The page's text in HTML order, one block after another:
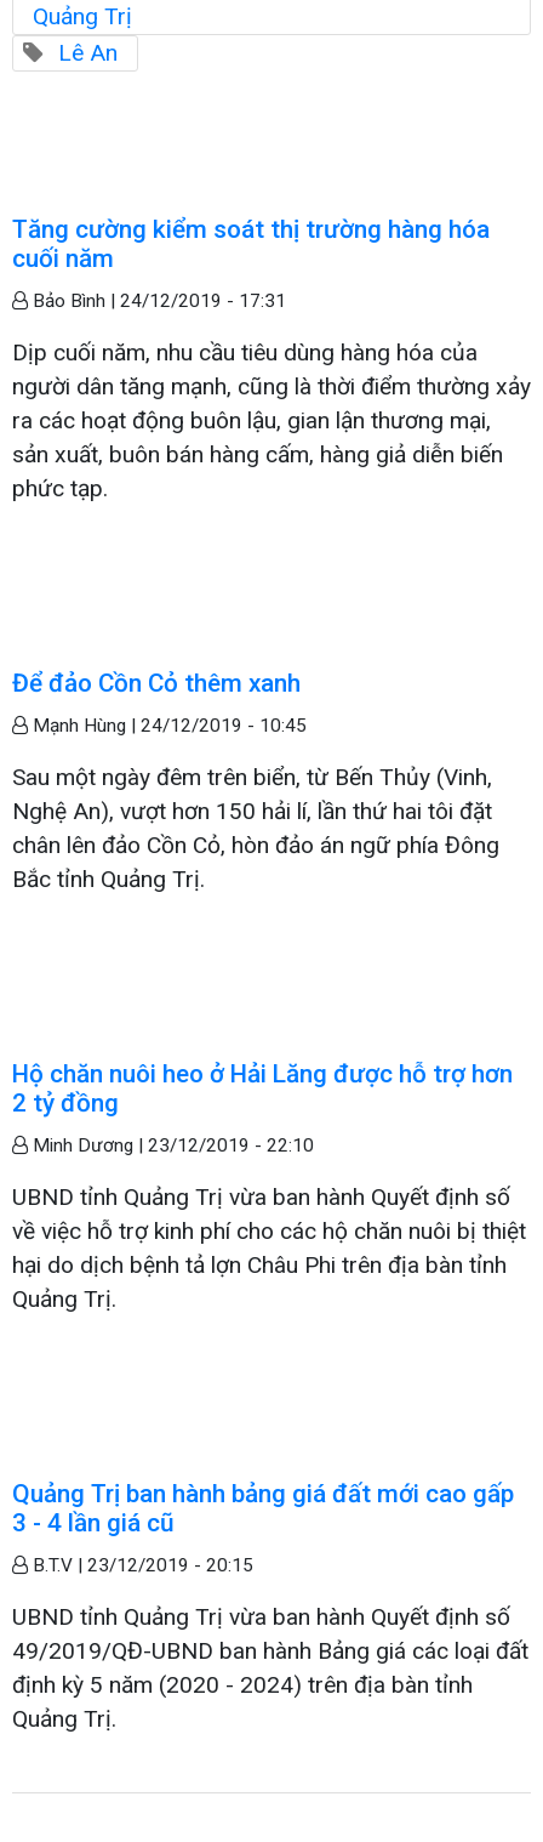
Quảng Trị
Lê An
Tăng cường kiểm soát thị trường hàng hóa
cuối năm
Bảo Bình | 24/12/2019 - 17:31
Dịp cuối năm, nhu cầu tiêu dùng hàng hóa của
người dân tăng mạnh, cũng là thời điểm thường xảy
ra các hoạt động buôn lậu, gian lận thương mại,
sản xuất, buôn bán hàng cấm, hàng giả diễn biến
phức tạp.
Để đảo Cồn Cỏ thêm xanh
Mạnh Hùng | 24/12/2019 - 10:45
Sau một ngày đêm trên biển, từ Bến Thủy (Vinh,
Nghệ An), vượt hơn 150 hải lí, lần thứ hai tôi đặt
chân lên đảo Cồn Cỏ, hòn đảo án ngữ phía Đông
Bắc tỉnh Quảng Trị.
Hộ chăn nuôi heo ở Hải Lăng được hỗ trợ hơn
2 tỷ đồng
Minh Dương | 23/12/2019 - 22:10
UBND tỉnh Quảng Trị vừa ban hành Quyết định số
về việc hỗ trợ kinh phí cho các hộ chăn nuôi bị thiệt
hại do dịch bệnh tả lợn Châu Phi trên địa bàn tỉnh
Quảng Trị.
Quảng Trị ban hành bảng giá đất mới cao gấp
3 - 4 lần giá cũ
B.T.V | 23/12/2019 - 20:15
UBND tỉnh Quảng Trị vừa ban hành Quyết định số
49/2019/QĐ-UBND ban hành Bảng giá các loại đất
định kỳ 5 năm (2020 - 2024) trên địa bàn tỉnh
Quảng Trị.